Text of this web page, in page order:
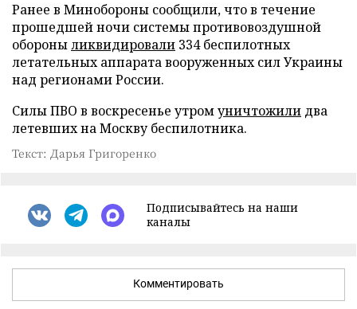
Ранее в Минобороны сообщили, что в течение
прошедшей ночи системы противовоздушной
обороныликвидировали 334 беспилотных
летательных аппарата вооруженных сил Украины
над регионами России.
Силы ПВО в воскресенье утромуничтожили два
летевших на Москву беспилотника.
Текст: Дарья Григоренко
Подписывайтесь на наши
каналы
Комментировать